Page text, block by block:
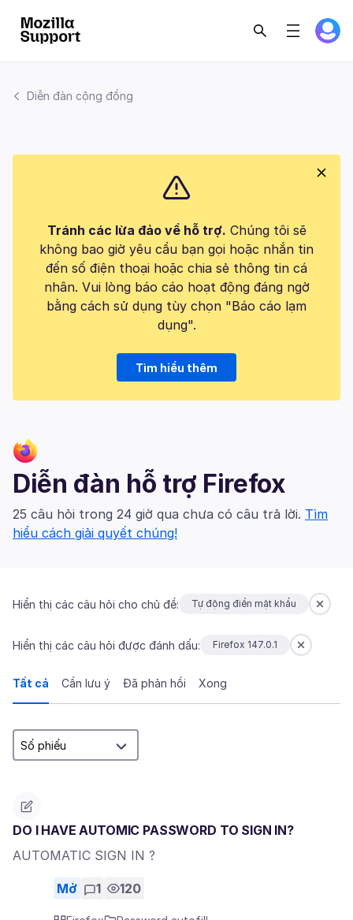
Diễn đàn cộng đồng
Tránh các lừa đảo về hỗ trợ. Chúng tôi sẽ
không bao giờ yêu cầu bạn gọi hoặc nhắn tin
đến số điện thoại hoặc chia sẻ thông tin cá
nhân. Vui lòng báo cáo hoạt động đáng ngờ
bằng cách sử dụng tùy chọn "Báo cáo lạm
dụng".
Tìm hiểu thêm
Diễn đàn hỗ trợ Firefox
25 câu hỏi trong 24 giờ qua chưa có câu trả lời. Tìm
hiểu cách giải quyết chúng!
Hiển thị các câu hỏi cho chủ đề: Tự động điền mật khẩu
Hiển thị các câu hỏi được đánh dấu: Firefox 147.0.1
Tất cả Cần lưu ý Đã phản hồi Xong
DO I HAVE AUTOMIC PASSWORD TO SIGN IN?
AUTOMATIC SIGN IN ?
Mở 1 120